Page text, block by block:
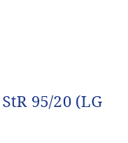
95/20 (LG